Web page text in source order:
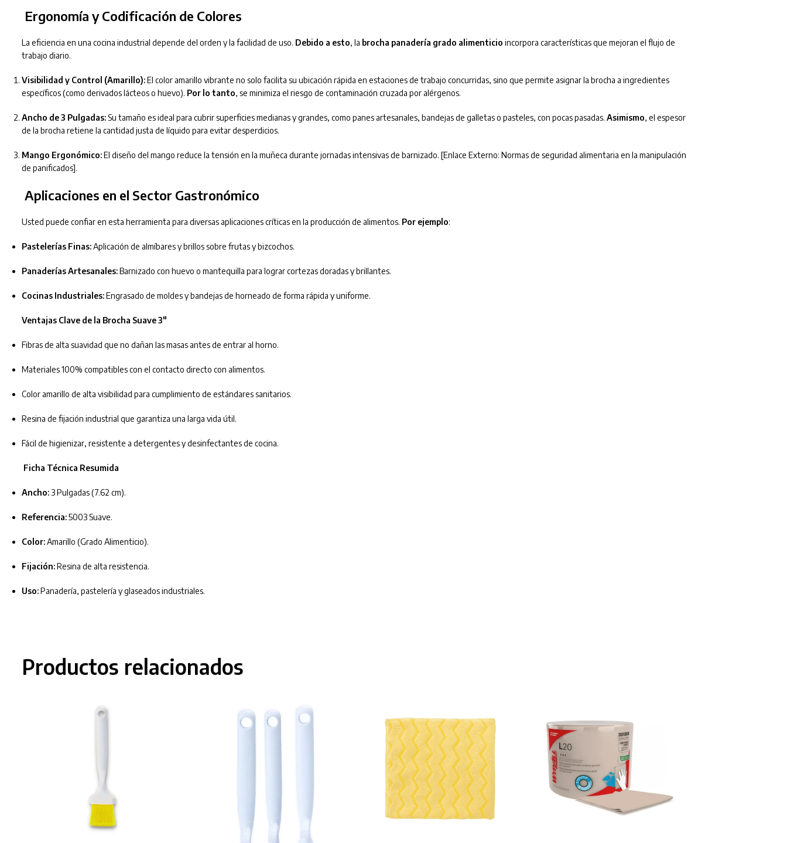
Ergonomía y Codificación de Colores
La eficiencia en una cocina industrial depende del orden y la facilidad de uso. Debido a esto, la brocha panadería grado alimenticio incorpora características que mejoran el flujo de
trabajo diario.
Visibilidad y Control (Amarillo):El color amarillo vibrante no solo facilita su ubicación rápida en estaciones de trabajo concurridas, sino que permite asignar la brocha a ingredientes
específicos (como derivados lácteos o huevo). Por lo tanto, se minimiza el riesgo de contaminación cruzada por alérgenos.
Ancho de 3 Pulgadas:Su tamaño es ideal para cubrir superficies medianas y grandes, como panes artesanales, bandejas de galletas o pasteles, con pocas pasadas. Asimismo, el espesor
de la brocha retiene la cantidad justa de líquido para evitar desperdicios.
Mango Ergonómico:El diseño del mango reduce la tensión en la muñeca durante jornadas intensivas de barnizado. [Enlace Externo: Normas de seguridad alimentaria en la manipulación
de panificados].
Aplicaciones en el Sector Gastronómico
Usted puede confiar en esta herramienta para diversas aplicaciones críticas en la producción de alimentos. Por ejemplo:
Pastelerías Finas:Aplicación de almíbares y brillos sobre frutas y bizcochos.
Panaderías Artesanales:Barnizado con huevo o mantequilla para lograr cortezas doradas y brillantes.
Cocinas Industriales:Engrasado de moldes y bandejas de horneado de forma rápida y uniforme.
Ventajas Clave de la Brocha Suave 3″
Fibras de alta suavidad que no dañan las masas antes de entrar al horno.
Materiales 100% compatibles con el contacto directo con alimentos.
Color amarillo de alta visibilidad para cumplimiento de estándares sanitarios.
Resina de fijación industrial que garantiza una larga vida útil.
Fácil de higienizar, resistente a detergentes y desinfectantes de cocina.
Ficha Técnica Resumida
Ancho:3 Pulgadas (7.62 cm).
Referencia:5003 Suave.
Color:Amarillo (Grado Alimenticio).
Fijación:Resina de alta resistencia.
Uso:Panadería, pastelería y glaseados industriales.
Productos relacionados